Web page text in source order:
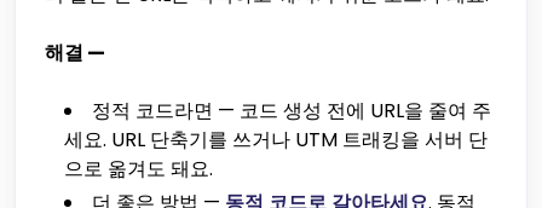
해결 —
정적 코드라면 — 코드 생성 전에 URL을 줄여 주
세요. URL 단축기를 쓰거나 UTM 트래킹을 서버 단
으로 옮겨도 돼요.